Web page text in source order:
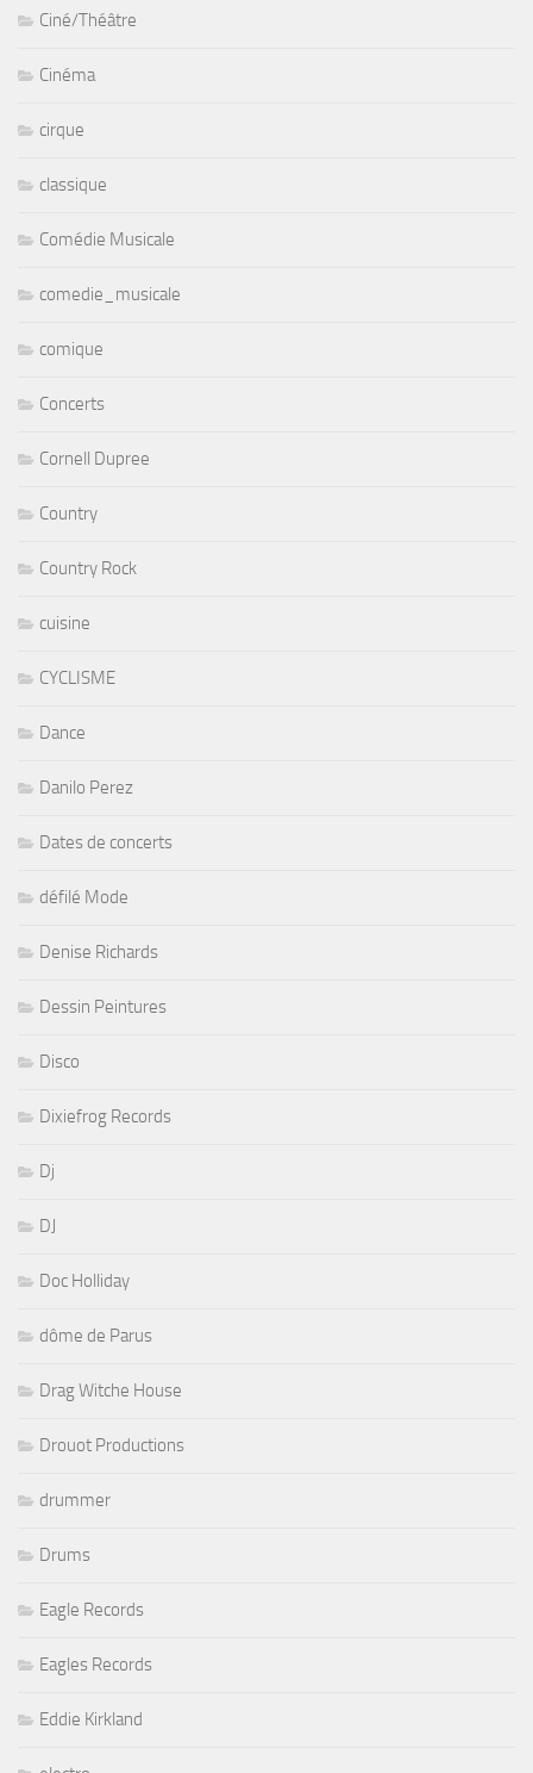
Ciné/Théâtre
Cinéma
cirque
classique
Comédie Musicale
comedie_musicale
comique
Concerts
Cornell Dupree
Country
Country Rock
cuisine
CYCLISME
Dance
Danilo Perez
Dates de concerts
défilé Mode
Denise Richards
Dessin Peintures
Disco
Dixiefrog Records
Dj
DJ
Doc Holliday
dôme de Parus
Drag Witche House
Drouot Productions
drummer
Drums
Eagle Records
Eagles Records
Eddie Kirkland